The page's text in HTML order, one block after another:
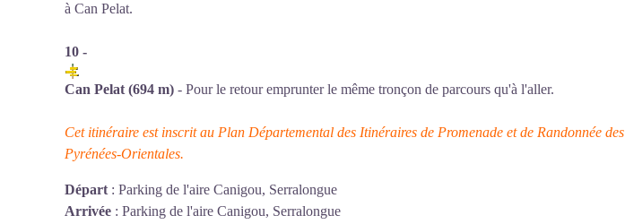
à Can Pelat.
10 -
Can Pelat (694 m) - Pour le retour emprunter le même tronçon de parcours qu'à l'aller.
Cet itinéraire est inscrit au Plan Départemental des Itinéraires de Promenade et de Randonnée des
Pyrénées-Orientales.
Départ : Parking de l'aire Canigou, Serralongue
Arrivée : Parking de l'aire Canigou, Serralongue